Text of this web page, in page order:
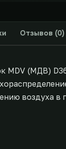
Отзывов (0)
MDV (МДВ)
воздуха